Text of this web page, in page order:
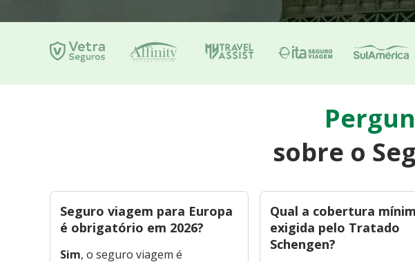
sobre o
Seguro viagem para Europa
é obrigatório em 2026?
Sim, o seguro viagem é
Qual a cobertura
exigida pelo Tratado
Schengen?